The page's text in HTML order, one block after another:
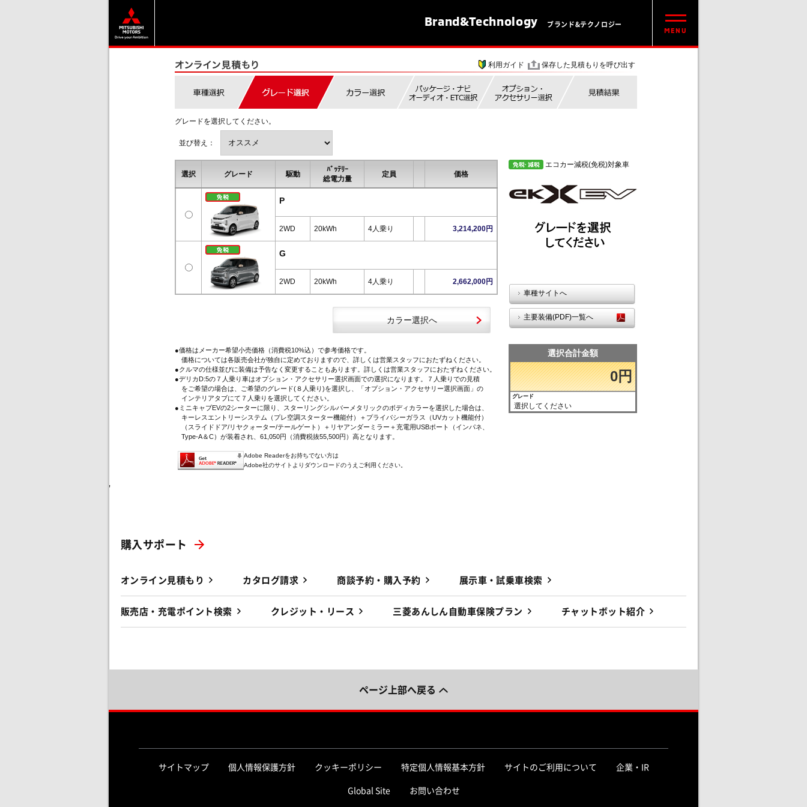
Brand&Technology ブランド&テクノロジー
利用ガイド 保存した見積もりを呼び出す
グレードを選択してください。
並び替え：
選択 グレード 駆動
ﾊﾞｯﾃﾘｰ
総電力量
定員 価格
P
2WD 20kWh 4人乗り 3,214,200円
G
2WD 20kWh 4人乗り 2,662,000円
カラー選択へ
●価格はメーカー希望小売価格（消費税10%込）で参考価格です。
価格については各販売会社が独自に定めておりますので、詳しくは営業スタッフにおたずねください。
●クルマの仕様並びに装備は予告なく変更することもあります。詳しくは営業スタッフにおたずねください。
●デリカD:5の７人乗り車はオプション・アクセサリー選択画面での選択になります。７人乗りでの見積
をご希望の場合は、ご希望のグレード(８人乗り)を選択し、「オプション・アクセサリー選択画面」の
インテリアタブにて７人乗りを選択してください。
●ミニキャブEVの2シーターに限り、スターリングシルバーメタリックのボディカラーを選択した場合は、
キーレスエントリーシステム（プレ空調スターター機能付）＋プライバシーガラス（UVカット機能付）
（スライドドア/リヤクォーター/テールゲート）＋リヤアンダーミラー＋充電用USBポート（インパネ、
Type-A＆C）が装着され、61,050円（消費税抜55,500円）高となります。
Adobe Readerをお持ちでない方は
Adobe社のサイトよりダウンロードのうえご利用ください。
エコカー減税(免税)対象車
車種サイトへ
主要装備(PDF)一覧へ
選択合計金額
0円
グレード
選択してください
'
購入サポート
オンライン見積もり カタログ請求 商談予約・購入予約 展示車・試乗車検索
販売店・充電ポイント検索 クレジット・リース 三菱あんしん自動車保険プラン チャットボット紹介
ページ上部へ戻る
サイトマップ 個人情報保護方針 クッキーポリシー 特定個人情報基本方針 サイトのご利用について 企業・IR
Global Site お問い合わせ